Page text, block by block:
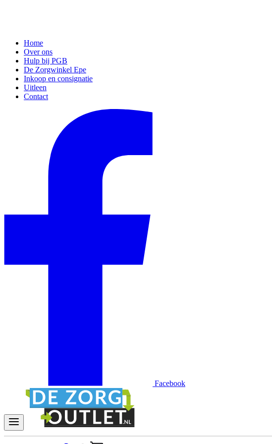
Home
Over ons
Hulp bij PGB
De Zorgwinkel Epe
Inkoop en consignatie
Uitleen
Contact
Facebook